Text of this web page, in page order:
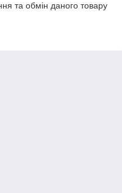
та обмін даного товару